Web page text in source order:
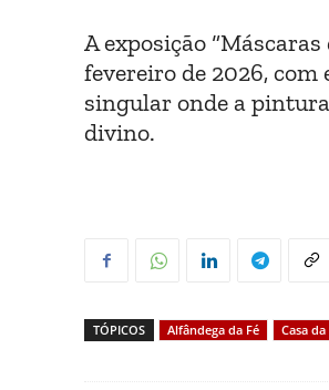
A exposição
fevereiro de 2026,
singular onde a
divino.
TÓPICOS Alfândega da Fé Casa